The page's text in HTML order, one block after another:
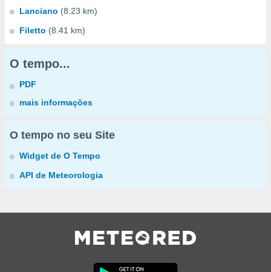
Lanciano (8.23 km)
Filetto (8.41 km)
O tempo...
PDF
mais informações
O tempo no seu Site
Widget de O Tempo
API de Meteorologia